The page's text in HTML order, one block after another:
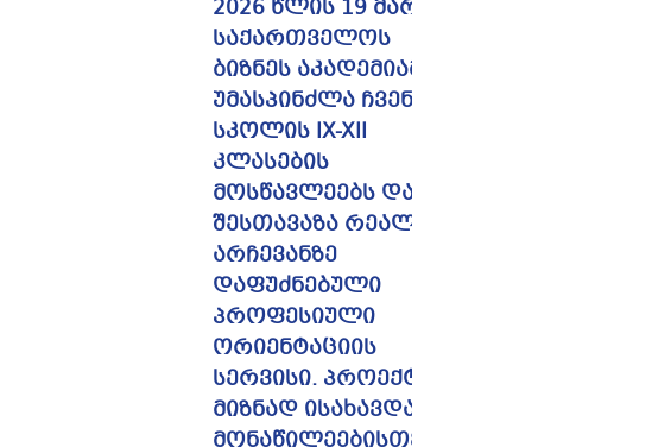
2026 წლის 19 მარტს
საქართველოს
ბიზნეს აკადემიამ
უმასპინძლა ჩვენი
სკოლის IX-XII
კლასების
მოსწავლეებს და
შესთავაზა რეალურ
არჩევანზე
დაფუძნებული
პროფესიული
ორიენტაციის
სერვისი. პროექტი
მიზნად ისახავდა